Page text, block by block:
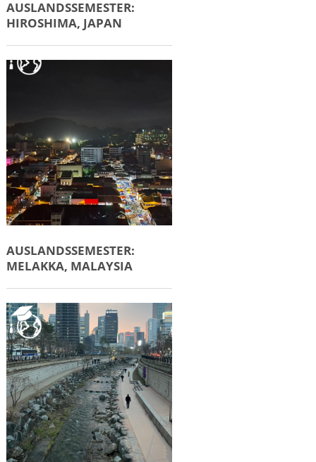
AUSLANDSSEMESTER:
HIROSHIMA, JAPAN
AUSLANDSSEMESTER:
MELAKKA, MALAYSIA